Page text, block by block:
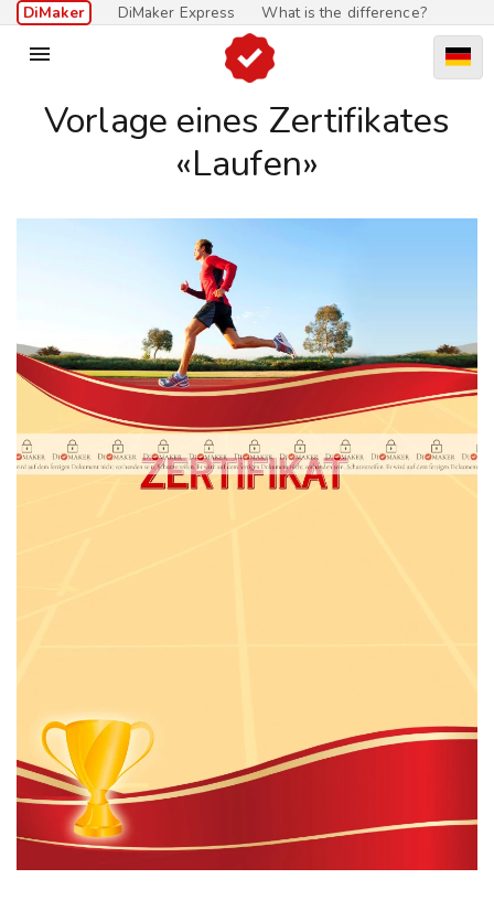
DiMaker DiMaker Express What is the difference?

Vorlage eines Zertifikates
«Laufen»